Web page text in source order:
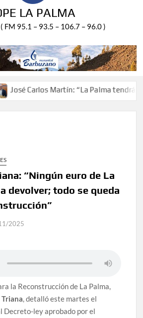
LA PALMA
FM 95.1 – 93.5 – 106.7 – 96.0 )
Carlos Martín: “La Palma tendrá antes
“Ningún euro de La
devolver; todo se queda
2025
la Reconstrucción de La Palma,
, detalló este martes el
Decreto-ley aprobado por el